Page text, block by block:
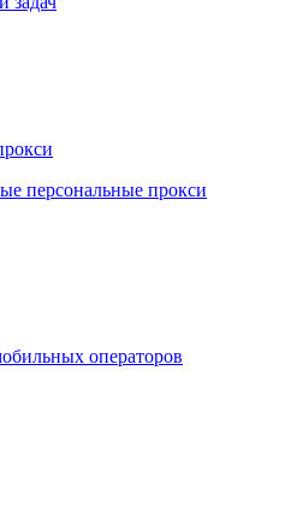
персональные прокси
операторов